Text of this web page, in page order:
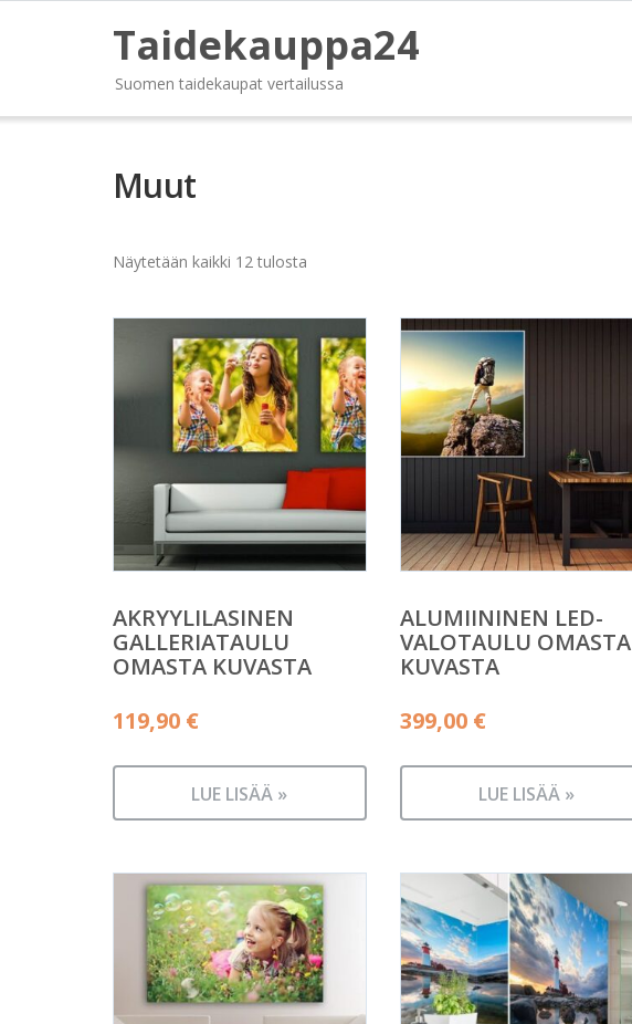
Taidekauppa24
Suomen taidekaupat vertailussa
Muut
Näytetään kaikki 12 tulosta
AKRYYLILASINEN
GALLERIATAULU
OMASTA KUVASTA
119,90 €
LUE LISÄÄ »
ALUMIININEN LED-
VALOTAULU OMASTA
KUVASTA
399,00 €
LUE LISÄÄ »